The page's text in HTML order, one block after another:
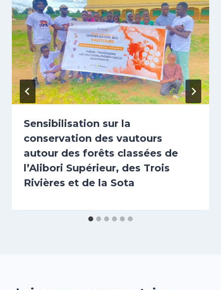
Sensibilisation sur la
conservation des vautours
autour des forêts classées de
l’Alibori Supérieur, des Trois
Rivières et de la Sota